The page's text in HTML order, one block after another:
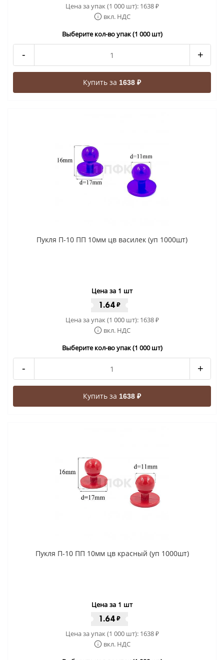
Цена за упак (1 000 шт): 1638₽
вкл. НДС
Выберите кол-во упак (1 000 шт)
- +
Купить за 1638 ₽
Пукля П-10 ПП 10мм цв василек (уп 1000шт)
Цена за 1 шт
1.64₽
Цена за упак (1 000 шт): 1638₽
вкл. НДС
Выберите кол-во упак (1 000 шт)
- +
Купить за 1638 ₽
Пукля П-10 ПП 10мм цв красный (уп 1000шт)
Цена за 1 шт
1.64₽
Цена за упак (1 000 шт): 1638₽
вкл. НДС